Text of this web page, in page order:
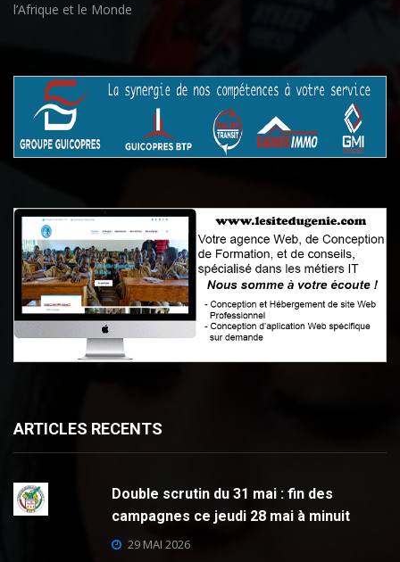
l’Afrique et le Monde
ARTICLES RECENTS
Double scrutin du 31 mai : fin des
campagnes ce jeudi 28 mai à minuit
29 MAI 2026